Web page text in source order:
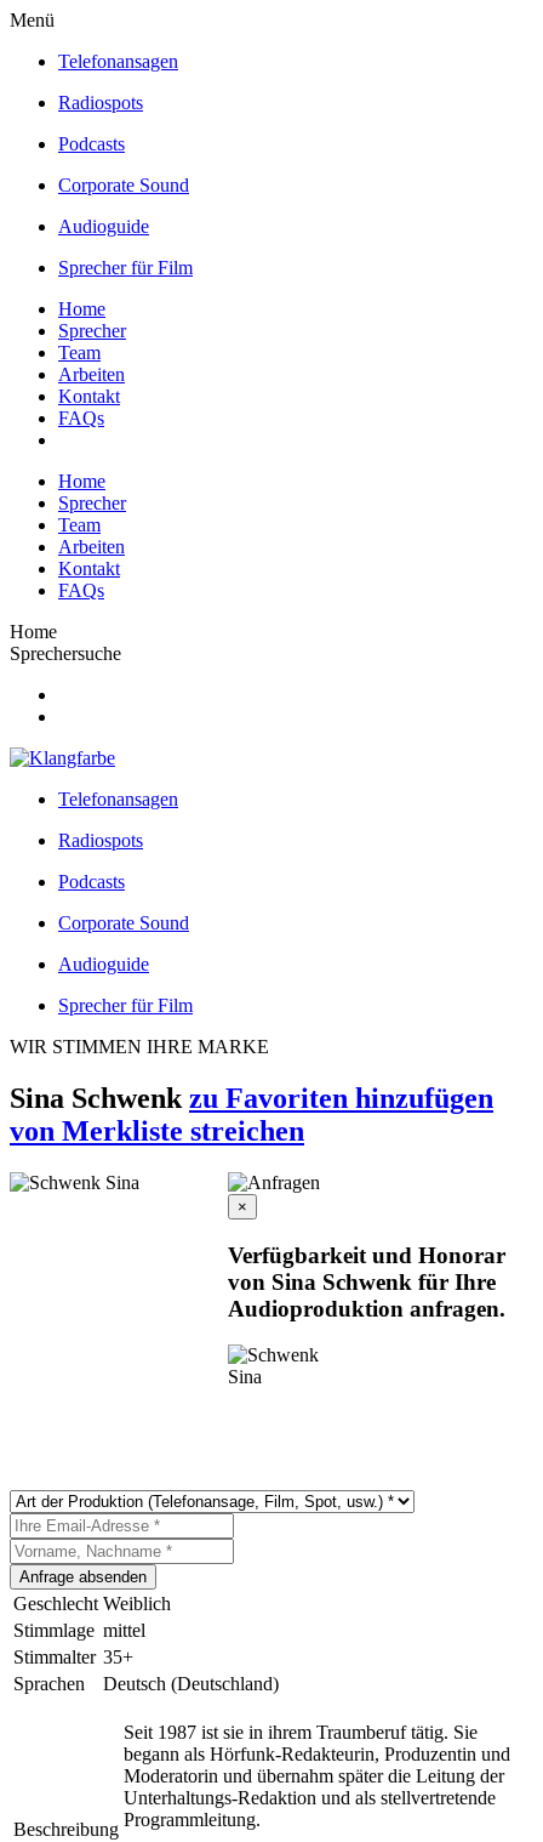
Menü
Telefonansagen
Radiospots
Podcasts
Corporate Sound
Audioguide
Sprecher für Film
Home
Sprecher
Team
Arbeiten
Kontakt
FAQs
Home
Sprecher
Team
Arbeiten
Kontakt
FAQs
Home
Sprechersuche
Telefonansagen
Radiospots
Podcasts
Corporate Sound
Audioguide
Sprecher für Film
WIR STIMMEN IHRE MARKE
Sina Schwenk zu Favoriten hinzufügen
von Merkliste streichen
×
Verfügbarkeit und Honorar
von Sina Schwenk für Ihre
Audioproduktion anfragen.
Geschlecht Weiblich
Stimmlage mittel
Stimmalter 35+
Sprachen
Deutsch (Deutschland)
Beschreibung
Seit 1987 ist sie in ihrem Traumberuf tätig. Sie
begann als Hörfunk-Redakteurin, Produzentin und
Moderatorin und übernahm später die Leitung der
Unterhaltungs-Redaktion und als stellvertretende
Programmleitung.